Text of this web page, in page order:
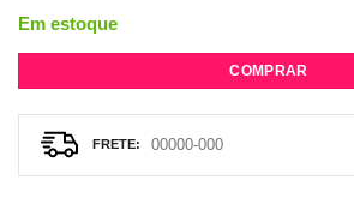
Em estoque
COMPRAR